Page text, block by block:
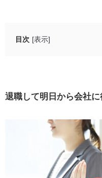
目次 [表示]
申し出にくい・引き
退職代行を利用して明
自分の雇用形態や
退職して明日から会社